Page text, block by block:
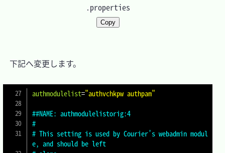
.properties
Copy
下記へ変更します。
authmodulelist="authvchkpw authpam"
##NAME: authmodulelistorig:4
#
# This setting is used by Courier's webadmin modul
e, and should be left